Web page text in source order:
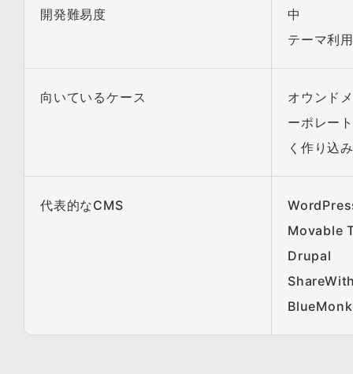
開発難易度
中
テーマ利
向いているケース
オウンド
ーポレー
く作り込
代表的なCMS
Movable
Drupal